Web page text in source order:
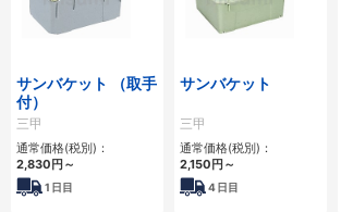
サンバケット （取手
付）
三甲
通常価格(税別)：
2,830円～
1 日目
サンバケット
三甲
通常価格(税別)：
2,150円～
4日目